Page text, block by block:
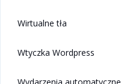
Wirtualne tła
Wtyczka Wordpress